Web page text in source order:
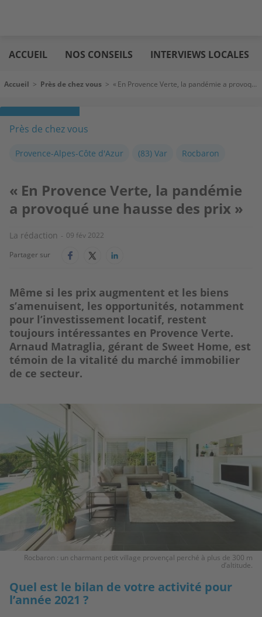
au
contenu
immo
ACCUEIL NOS CONSEILS INTERVIEWS LOCALES
Fil d'Ariane
Accueil > Près de chez vous > « En Provence Verte, la pandémie a provoqué une hausse des prix »
Près de chez vous
Provence-Alpes-Côte d'Azur (83) Var Rocbaron
« En Provence Verte, la pandémie
a provoqué une hausse des prix »
La rédaction
09 fév 2022
Partager sur
Même si les prix augmentent et les biens
s’amenuisent, les opportunités, notamment
pour l’investissement locatif, restent
toujours intéressantes en Provence Verte.
Arnaud Matraglia, gérant de Sweet Home, est
témoin de la vitalité du marché immobilier
de ce secteur.
Rocbaron : un charmant petit village provençal perché à plus de 300 m
d’altitude.
Quel est le bilan de votre activité pour
l’année 2021 ?